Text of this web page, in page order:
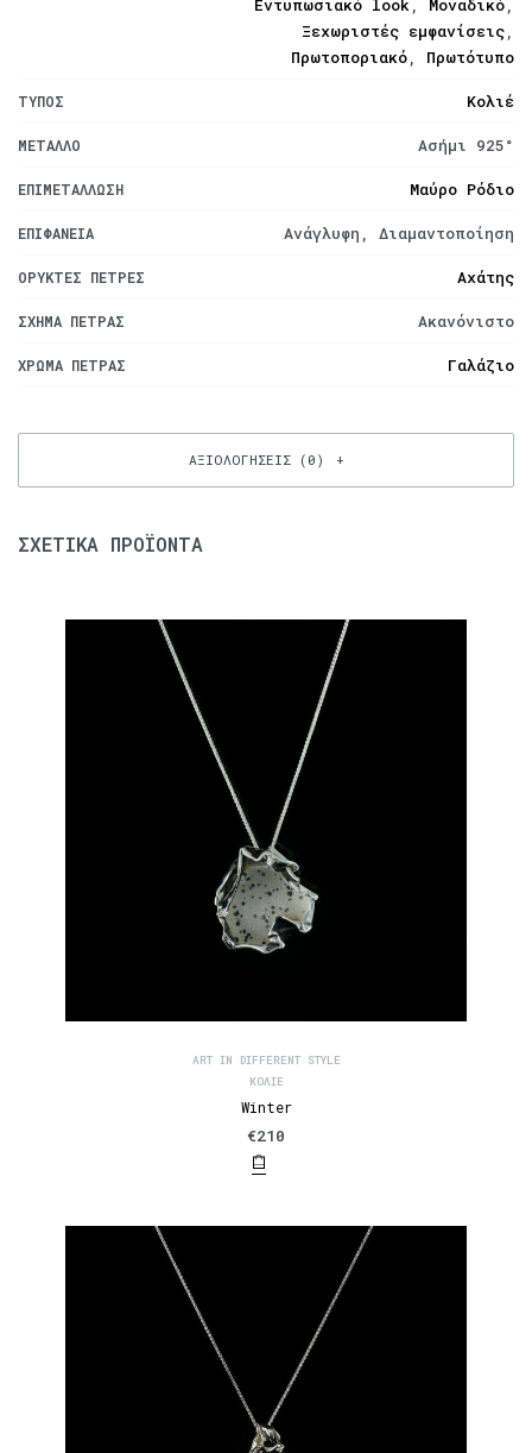
Εντυπωσιακό look, Μοναδικό,
Ξεχωριστές εμφανίσεις,
Πρωτοποριακό, Πρωτότυπο
ΤΎΠΟΣ Κολιέ
ΜΈΤΑΛΛΟ Ασήμι 925°
ΕΠΙΜΕΤΆΛΛΩΣΗ Μαύρο Ρόδιο
ΕΠΙΦΆΝΕΙΑ Ανάγλυφη, Διαμαντοποίηση
ΟΡΥΚΤΈΣ ΠΈΤΡΕΣ Αχάτης
ΣΧΉΜΑ ΠΈΤΡΑΣ Ακανόνιστο
ΧΡΏΜΑ ΠΈΤΡΑΣ Γαλάζιο
ΑΞΙΟΛΟΓΉΣΕΙΣ (0)
ΣΧΕΤΙΚΆ ΠΡΟΪΌΝΤΑ
ART IN DIFFERENT STYLE
ΚΟΛΙΈ
Winter
€210